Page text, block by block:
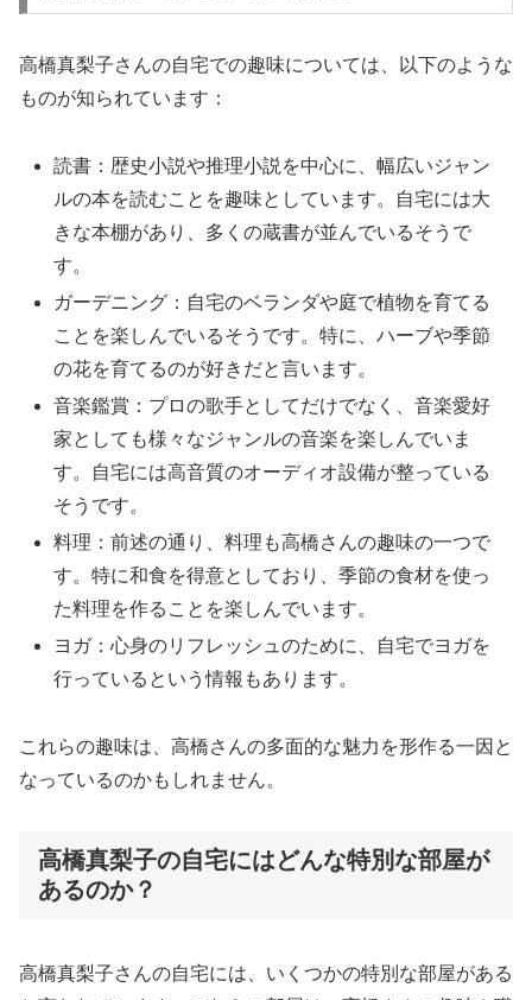
高橋真梨子さんの自宅での趣味については、以下のような
ものが知られています：
読書：歴史小説や推理小説を中心に、幅広いジャン
ルの本を読むことを趣味としています。自宅には大
きな本棚があり、多くの蔵書が並んでいるそうで
す。
ガーデニング：自宅のベランダや庭で植物を育てる
ことを楽しんでいるそうです。特に、ハーブや季節
の花を育てるのが好きだと言います。
音楽鑑賞：プロの歌手としてだけでなく、音楽愛好
家としても様々なジャンルの音楽を楽しんでいま
す。自宅には高音質のオーディオ設備が整っている
そうです。
料理：前述の通り、料理も高橋さんの趣味の一つで
す。特に和食を得意としており、季節の食材を使っ
た料理を作ることを楽しんでいます。
ヨガ：心身のリフレッシュのために、自宅でヨガを
行っているという情報もあります。
これらの趣味は、高橋さんの多面的な魅力を形作る一因と
なっているのかもしれません。
高橋真梨子の自宅にはどんな特別な部屋が
あるのか？
高橋真梨子さんの自宅には、いくつかの特別な部屋がある